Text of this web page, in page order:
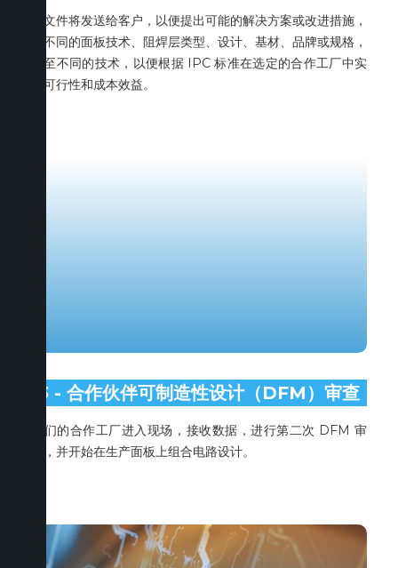
该文件将发送给客户，以便提出可能的解决方案或改进措施，
如不同的面板技术、阻焊层类型、设计、基材、品牌或规格，
甚至不同的技术，以便根据 IPC 标准在选定的合作工厂中实
现可行性和成本效益。
3 - 合作伙伴可制造性设计（DFM）审查
我们的合作工厂进入现场，接收数据，进行第二次 DFM 审
查，并开始在生产面板上组合电路设计。